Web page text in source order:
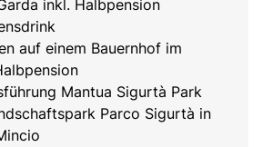
inkl. Halbpension
auf einem Bauernhof im
Mantua Sigurtà Park
Parco Sigurtà in